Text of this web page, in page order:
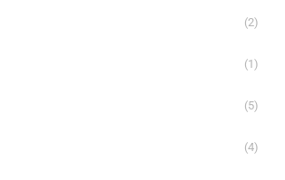
(2)
(1)
(5)
(4)